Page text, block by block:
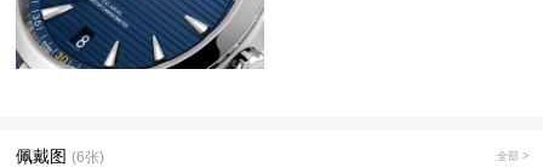
佩戴图 (6张) 全部 >